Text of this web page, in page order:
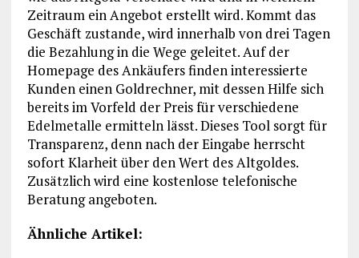
Zeitraum ein Angebot erstellt wird. Kommt das
Geschäft zustande, wird innerhalb von drei Tagen
die Bezahlung in die Wege geleitet. Auf der
Homepage des Ankäufers finden interessierte
Kunden einen Goldrechner, mit dessen Hilfe sich
bereits im Vorfeld der Preis für verschiedene
Edelmetalle ermitteln lässt. Dieses Tool sorgt für
Transparenz, denn nach der Eingabe herrscht
sofort Klarheit über den Wert des Altgoldes.
Zusätzlich wird eine kostenlose telefonische
Beratung angeboten.
Ähnliche Artikel: